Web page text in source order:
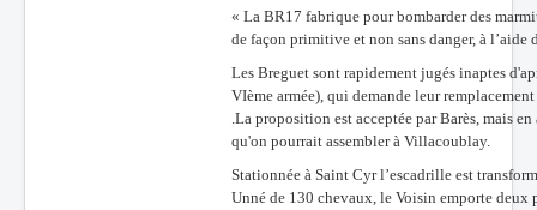
« La BR17 fabrique pour bombarder des
de façon primitive et non sans danger, à
Les Breguet sont rapidement jugés inaptes
VIème armée), qui demande leur
.La proposition est acceptée par Barès, mais
qu'on pourrait assembler à Villacoublay.
Stationnée à Saint Cyr l’escadrille est
Unné de 130 chevaux, le Voisin emporte deux